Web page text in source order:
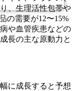
、生理活性包帯や
の需要が12〜15%
や血管疾患などの
長の主な原動力と
に成長すると予想